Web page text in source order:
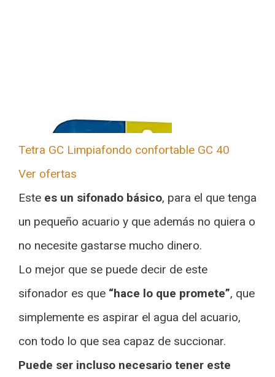
Tetra GC Limpiafondo confortable GC 40
Ver ofertas
Este es un sifonado básico, para el que tenga
un pequeño acuario y que además no quiera o
no necesite gastarse mucho dinero.
Lo mejor que se puede decir de este
sifonador es que “hace lo que promete”, que
simplemente es aspirar el agua del acuario,
con todo lo que sea capaz de succionar.
Puede ser incluso necesario tener este